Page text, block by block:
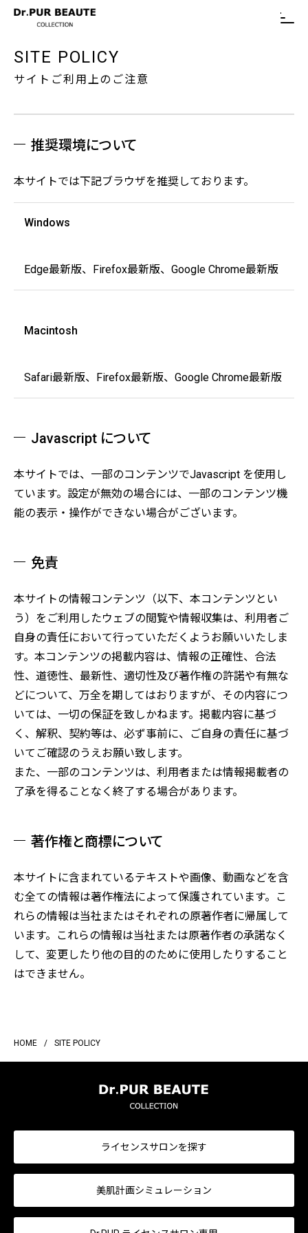
SITE POLICY
推奨環境について
本サイトでは下記ブラウザを推奨しております。
Windows
Edge最新版、Firefox最新版、Google Chrome最新版
Macintosh
Safari最新版、Firefox最新版、Google Chrome最新版
Javascript について
本サイトでは、一部のコンテンツでJavascript を使用し
ています。設定が無効の場合には、一部のコンテンツ機
能の表示・操作ができない場合がございます。
免責
本サイトの情報コンテンツ（以下、本コンテンツとい
う）をご利用したウェブの閲覧や情報収集は、利用者ご
自身の責任において行っていただくようお願いいたしま
す。本コンテンツの掲載内容は、情報の正確性、合法
性、道徳性、最新性、適切性及び著作権の許諾や有無な
どについて、万全を期してはおりますが、その内容につ
いては、一切の保証を致しかねます。掲載内容に基づ
く、解釈、契約等は、必ず事前に、ご自身の責任に基づ
いてご確認のうえお願い致します。
また、一部のコンテンツは、利用者または情報掲載者の
了承を得ることなく終了する場合があります。
著作権と商標について
本サイトに含まれているテキストや画像、動画などを含
む全ての情報は著作権法によって保護されています。こ
れらの情報は当社またはそれぞれの原著作者に帰属して
います。これらの情報は当社または原著作者の承諾なく
して、変更したり他の目的のために使用したりすること
はできません。
HOME / SITE POLICY
ライセンスサロンを探す
美肌計画シミュレーション